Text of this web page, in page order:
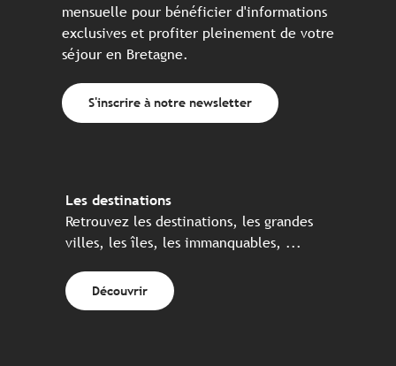
mensuelle pour bénéficier d'informations
exclusives et profiter pleinement de votre
séjour en Bretagne.
S'inscrire à notre newsletter
Les destinations
Retrouvez les destinations, les grandes
villes, les îles, les immanquables, ...
Découvrir